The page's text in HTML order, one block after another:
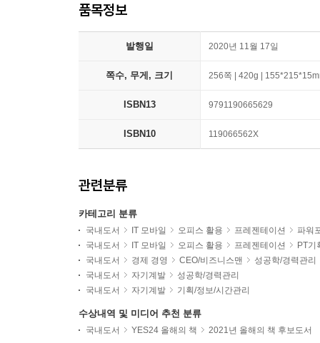
품목정보
발행일 2020년 11월 17일
쪽수, 무게, 크기 256쪽 | 420g |
ISBN13 9791190665629
ISBN10 119066562X
관련분류
카테고리 분류
국내도서 IT 모바일 오피스 활용 프레젠테이션
파워
국내도서
IT 모바일 오피스 활용 프레젠테이션
PT기
국내도서
경제 경영 CEO/비즈니스맨
성공학/경력관리
국내도서
자기계발
성공학/경력관리
국내도서
자기계발 기획/정보/시간관리
수상내역 및 미디어 추천 분류
국내도서 YES24 올해의 책 2021년 올해의 책 후보도서